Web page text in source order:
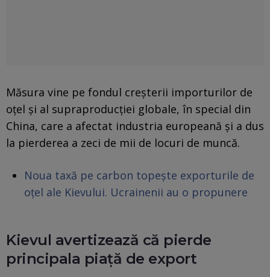
Măsura vine pe fondul creșterii importurilor de
oțel și al supraproducției globale, în special din
China, care a afectat industria europeană și a dus
la pierderea a zeci de mii de locuri de muncă.
Noua taxă pe carbon topește exporturile de
oțel ale Kievului. Ucrainenii au o propunere
Kievul avertizează că pierde
principala piață de export